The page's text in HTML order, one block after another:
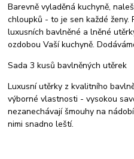
Barevně vyladěná kuchyně,
chloupků - to je sen každé ženy.
luxusních bavlněné a lněné
ozdobou Vaší kuchyně.
Sada 3 kusů bavlněných utěrek
Luxusní utěrky z kvalitního
výborné vlastnosti - vysokou
nezanechávají šmouhy na
nimi snadno leští.